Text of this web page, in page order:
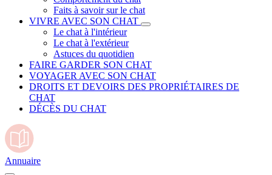
Faits à savoir sur le chat
VIVRE AVEC SON CHAT
Le chat à l'intérieur
Le chat à l'extérieur
Astuces du quotidien
FAIRE GARDER SON CHAT
VOYAGER AVEC SON CHAT
DROITS ET DEVOIRS DES PROPRIÉTAIRES DE
CHAT
DÉCÈS DU CHAT
Annuaire